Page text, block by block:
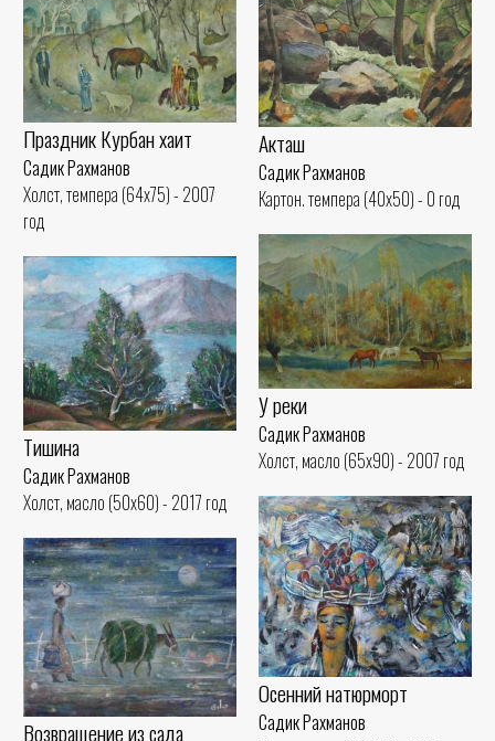
Акташ
Садик Рахманов
Картон. темпера (40x50) - 0 год
Праздник Курбан хаит
Садик Рахманов
Холст, темпера (64x75) - 2007
год
У реки
Садик Рахманов
Холст, масло (65x90) - 2007 год
Тишина
Садик Рахманов
Холст, масло (50x60) - 2017 год
Осенний натюрморт
Садик Рахманов
Возвращение из сада